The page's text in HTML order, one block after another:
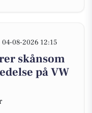
04-08-2026 12:15
skånsom
på VW